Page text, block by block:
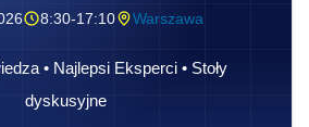
8:30-17:10 Warszawa
• Najlepsi Eksperci • Stoły
dyskusyjne